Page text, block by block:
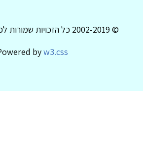
© 2002-2019 כל הזכויות שמורות לפסיכולוגיה עברית
byw3.css